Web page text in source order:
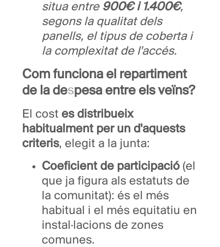
situa entre 900€ i 1.400€,
segons la qualitat dels
panells, el tipus de coberta i
la complexitat de l'accés.
Com funciona el repartiment
de la despesa entre els veïns?
El cost es distribueix
habitualment per un d'aquests
criteris, elegit a la junta:
Coeficient de participació (el
que ja figura als estatuts de
la comunitat): és el més
habitual i el més equitatiu en
instal·lacions de zones
comunes.